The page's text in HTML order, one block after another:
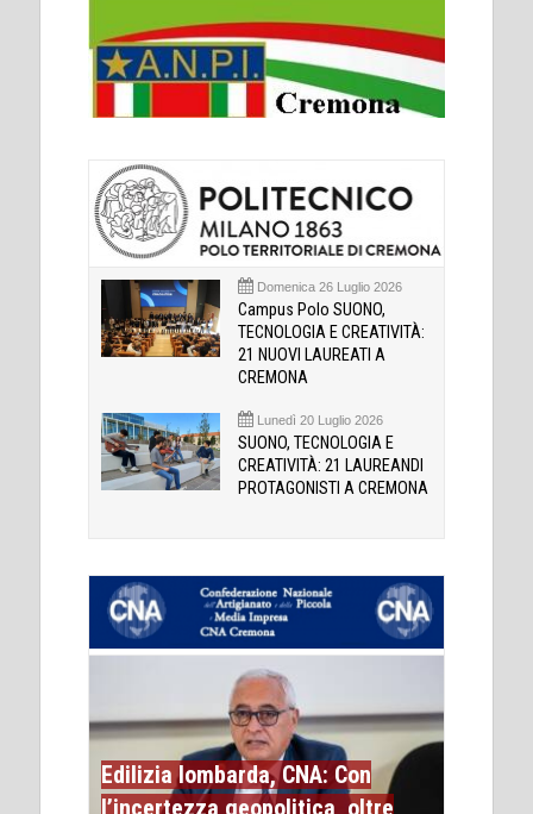
Domenica 26 Luglio 2026
Campus Polo SUONO,
TECNOLOGIA E CREATIVITÀ:
21 NUOVI LAUREATI A
CREMONA
Lunedì 20 Luglio 2026
SUONO, TECNOLOGIA E
CREATIVITÀ: 21 LAUREANDI
PROTAGONISTI A CREMONA
Edilizia lombarda, CNA: Con